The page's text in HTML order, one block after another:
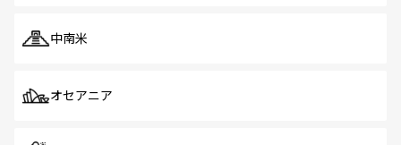
中南米
オセアニア